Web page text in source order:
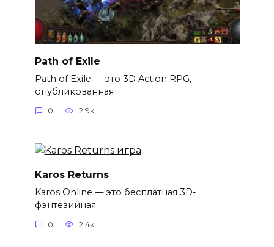
Path of Exile
Path of Exile — это 3D Action RPG,
опубликованная
0 2.9к.
Karos Returns
Karos Online — это бесплатная 3D-
фэнтезийная
0 2.4к.